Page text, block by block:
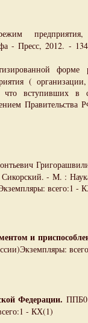
предприятия,
Пресс, 2012. - 134
форме
(
что вступивших в
Правительства
- М. :
всего:1 -
и
Федерации.
- КХ(1)